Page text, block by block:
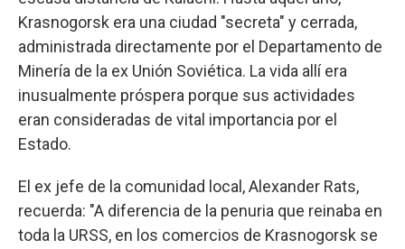
Krasnogorsk era una ciudad "secreta" y cerrada,
administrada directamente por el Departamento de
Minería de la ex Unión Soviética. La vida allí era
inusualmente próspera porque sus actividades
eran consideradas de vital importancia por el
Estado.
El ex jefe de la comunidad local, Alexander Rats,
recuerda: "A diferencia de la penuria que reinaba en
toda la URSS, en los comercios de Krasnogorsk se